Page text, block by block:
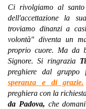
Ci rivolgiamo al santo
dell'accettazione la
troviamo dinanzi a
volontà" diventa un
proprio cuore. Ma da
Signore. Si ringrazia
preghiere dal
speranza e di grazie.
preghiera con la
da Padova, che